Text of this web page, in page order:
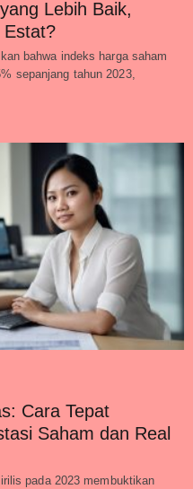
Lebih Baik,
Estat?
bahwa indeks harga saham
sepanjang tahun 2023,
Cara Tepat
Saham dan Real
pada 2023 membuktikan